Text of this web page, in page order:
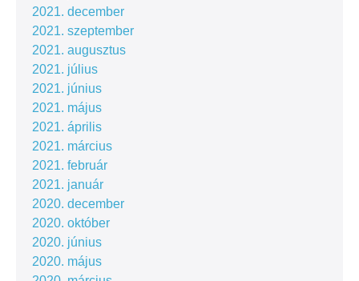
2021. december
2021. szeptember
2021. augusztus
2021. július
2021. június
2021. május
2021. április
2021. március
2021. február
2021. január
2020. december
2020. október
2020. június
2020. május